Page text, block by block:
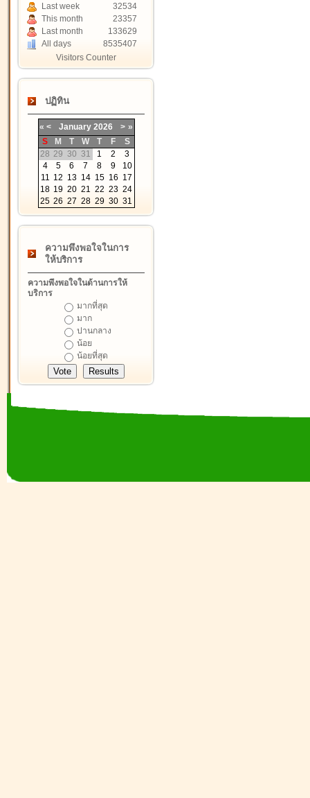
Last week
32534
This month
23357
Last month
133629
All days
8535407
Visitors Counter
ปฏิทิน
« < January 2026 > »
S
M T W T F
S
28 29 30 31 1 2
3
4
5 6 7 8 9
10
11 12 13 14 15 16 17
18 19 20 21 22 23 24
25 26 27 28 29 30 31
ความพึงพอใจในการ
ให้บริการ
ความพึงพอใจในด้านการให้
บริการ
มากที่สุด
มาก
ปานกลาง
น้อย
น้อยที่สุด